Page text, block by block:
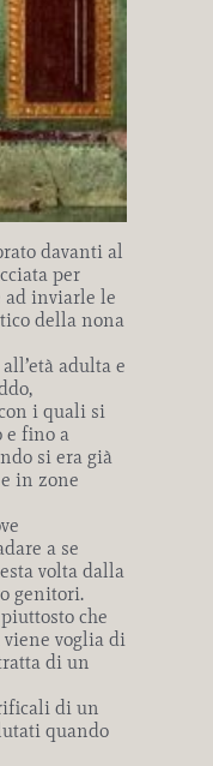
davanti al
per
ad inviarle le
della nona
adulta e
i quali si
e fino a
si era già
in zone
a se
volta dalla
genitori.
che
voglia di
di un
di un
quando